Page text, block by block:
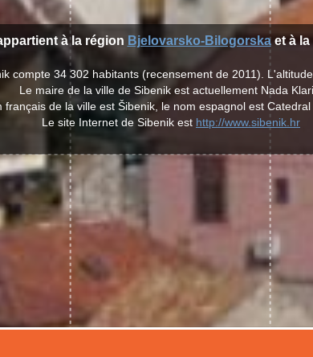
à la région Bjelovarsko-Bilogorskaet à la
compte 34 302 habitants (recensement de 2011).
Le maire de la ville de Sibenik est actuellement Nada
français de la ville est Šibenik, le nom espagnol est Catedral
Le site Internet de Sibenik est http://www.sibenik.hr